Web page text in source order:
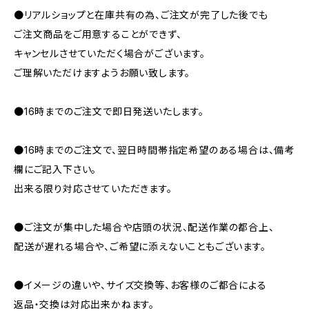
●リアルショップと在庫共有の為、ご注文が完了した後でも
ご注文商品をご用意することができず、
キャンセルさせていただく場合がございます。
ご理解いただけますようお願い致します。
●16時までのご注文で即日発送いたします。
●16時までのご注文で、翌日時間帯指定希望のある場合は、備考
欄にご記入下さい。
出来る限り対応させていただきます。
●ご注文が集中した場合や店頭の状況、配送作業の都合上、
配送が遅れる場合や、ご希望に添えないこともございます。
●イメージの違いや、サイズ交換等、お客様のご都合による
返品・交換は対応出来かねます。